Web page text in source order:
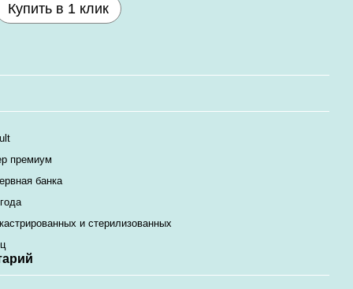
Купить в 1 клик
премиум
банка
и стерилизованных